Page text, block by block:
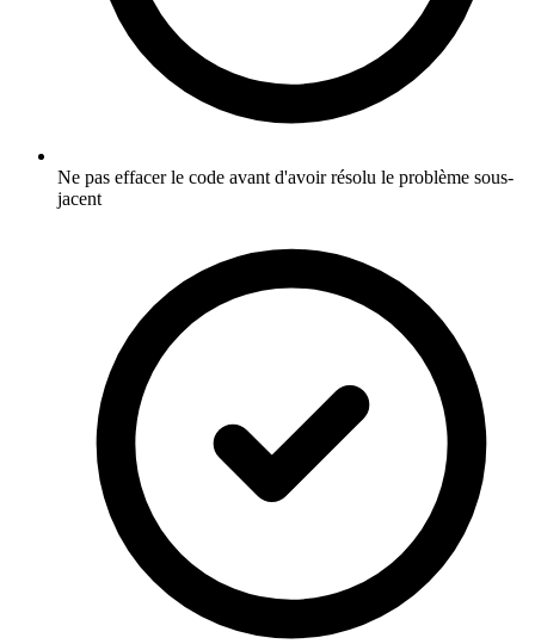
Ne pas effacer le code avant d'avoir résolu le problème sous-
jacent